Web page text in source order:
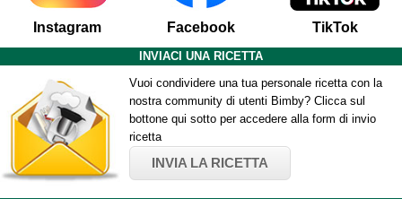
Instagram Facebook TikTok
INVIACI UNA RICETTA
Vuoi condividere una tua personale ricetta con la
nostra community di utenti Bimby? Clicca sul
bottone qui sotto per accedere alla form di invio
ricetta
INVIA LA RICETTA